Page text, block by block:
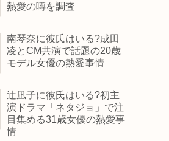
熱愛の噂を調査
南琴奈に彼氏はいる?成田
凌とCM共演で話題の20歳
モデル女優の熱愛事情
辻凪子に彼氏はいる?初主
演ドラマ「ネタジョ」で注
目集める31歳女優の熱愛事
情